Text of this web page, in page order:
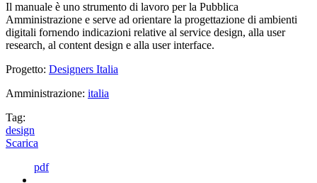
Il manuale è uno strumento di lavoro per la Pubblica
Amministrazione e serve ad orientare la progettazione di ambienti
digitali fornendo indicazioni relative al service design, alla user
research, al content design e alla user interface.
Progetto: Designers Italia
Amministrazione: italia
Tag:
design
Scarica
pdf